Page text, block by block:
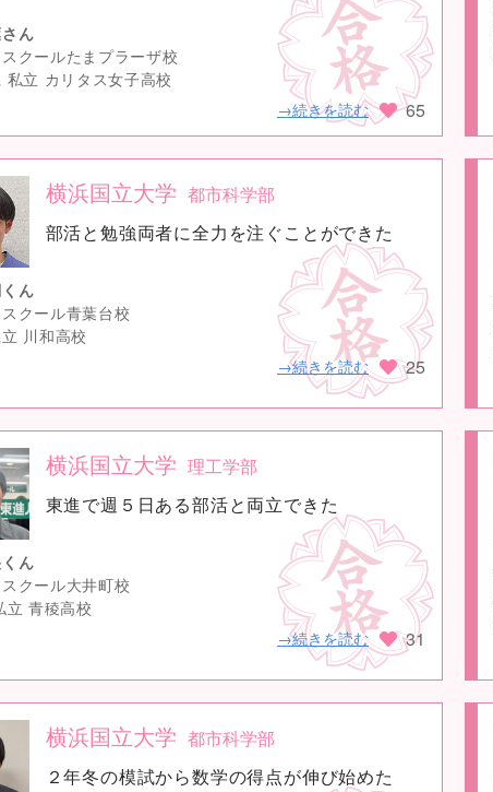
ん
クールたまプラーザ校
私立 カリタス女子高校
→続きを読む
65
横浜国立大学 都市科学部
部活と勉強両者に全力を注ぐことができた
ん
クール青葉台校
川和高校
→続きを読む
25
横浜国立大学 理工学部
東進で週５日ある部活と両立できた
ん
クール大井町校
立 青稜高校
→続きを読む
31
横浜国立大学 都市科学部
２年冬の模試から数学の得点が伸び始めた